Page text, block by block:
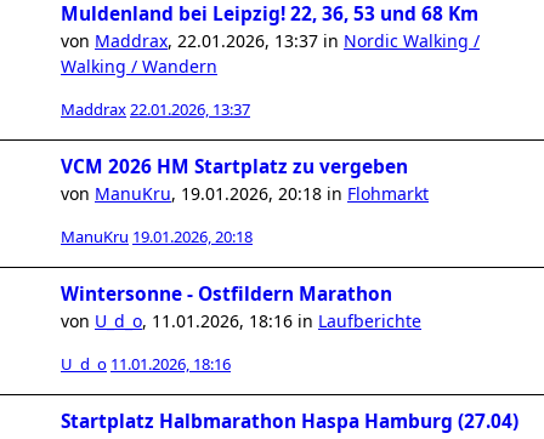
Muldenland bei Leipzig! 22, 36, 53 und 68 Km
von Maddrax, 22.01.2026, 13:37 in Nordic Walking /
Walking / Wandern
Maddrax22.01.2026, 13:37
VCM 2026 HM Startplatz zu vergeben
von ManuKru, 19.01.2026, 20:18 in Flohmarkt
ManuKru 19.01.2026, 20:18
Wintersonne - Ostfildern Marathon
von U_d_o, 11.01.2026, 18:16 in Laufberichte
U_d_o 11.01.2026, 18:16
Startplatz Halbmarathon Haspa Hamburg (27.04)